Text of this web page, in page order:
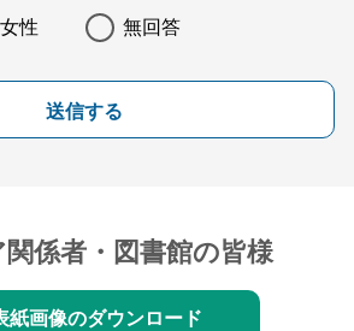
女性 無回答
送信する
係者・図書館の皆様
紙画像のダウンロード